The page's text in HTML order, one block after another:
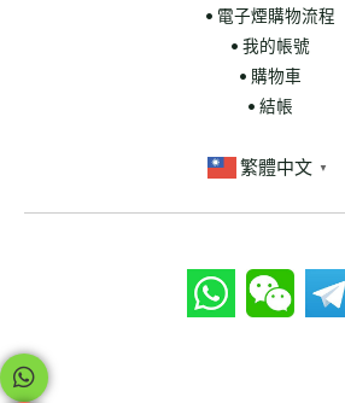
• 電子煙購物流程
• 我的帳號
• 購物車
• 結帳
繁體中文 ▼